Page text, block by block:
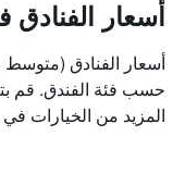
أسعار الفنادق
أسعار الفنادق (متوسط
حسب فئة الفندق. قم
المزيد من الخيارات في